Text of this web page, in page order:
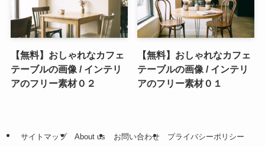
【無料】おしゃれなカフェ
テーブルの画像 / インテリ
アのフリー素材０２
【無料】おしゃれなカフェ
テーブルの画像 / インテリ
アのフリー素材０１
サイトマップ About us お問い合わせ プライバシーポリシー